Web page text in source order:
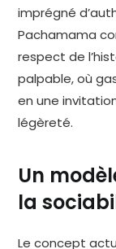
imprégné
Pachamama
respect de
palpable, où
en une
légèreté.
Un
la
Le concept